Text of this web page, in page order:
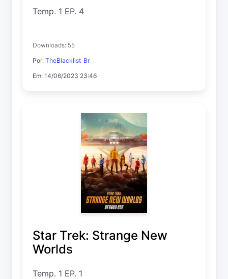
Temp. 1 EP. 4
Downloads: 55
Por: TheBlacklist_Br
Em: 14/06/2023 23:46
Star Trek: Strange New
Worlds
Temp. 1 EP. 1